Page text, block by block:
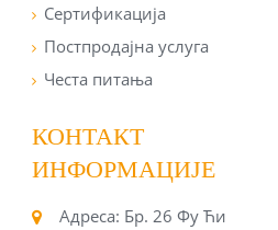
Сертификација
Постпродајна услуга
Честа питања
КОНТАКТ
ИНФОРМАЦИЈЕ
Адреса: Бр. 26 Фу Ћи